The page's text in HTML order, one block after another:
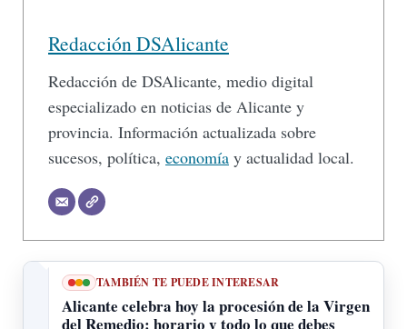
Redacción DSAlicante
Redacción de DSAlicante, medio digital
especializado en noticias de Alicante y
provincia. Información actualizada sobre
sucesos, política, economía y actualidad local.
TAMBIÉN TE PUEDE INTERESAR
Alicante celebra hoy la procesión de la Virgen
del Remedio: horario y todo lo que debes